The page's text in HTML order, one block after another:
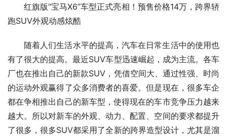
红旗版“宝马X6”车型正式亮相！预售价格14万，跨界轿
跑SUV外观动感炫酷
随着人们生活水平的提高，汽车在日常生活中的使用也
有了很大的提高。最近SUV车型迅速崛起，成为主流。各车
厂也在推出自己的新款SUV，凭借空间大、通过性强、时尚
的运动外观赢得了众多消费者的喜爱。但是现在，很多车企
都在争相推出自己的新车型，使得现在的车市竞争压力越来
越大。所以对新车的外观、动力、配置、空间的要求都提升
了很多，很多SUV都采用了全新的跨界造型设计，尤其是溜